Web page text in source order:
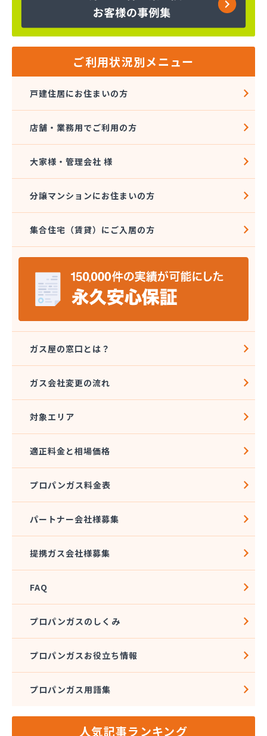
株式会社ザ・トーカイ 川越支店
株式会社ザ・トーカイ 川口支店
株式会社サイサン 浦和営業所
株式会社サイサン 東松山営業所
株式会社サイサン 日高営業所
株式会社サイタマ高橋住設店
株式会社サントーコー 上福岡営業所
株式会社シミズ
株式会社シライシ ホームエネルギー事業本部
株式会社シライシ 埼玉西支店
株式会社シライシ 埼玉東部営業所
株式会社シライシ 埼玉北事業所
株式会社シンエイ
株式会社タカサカ
株式会社タガヤ
株式会社トーエル 川越営業所
株式会社トーエル 南埼玉営業所
株式会社ナカノヤ
株式会社フクダ
株式会社マルキ
株式会社ミツウロコヴェッセル 白岡店
株式会社ミツウロコヴェッセル 武蔵店
株式会社みやた商店
株式会社ライフプラス
株式会社レインボー 西埼玉営業所
株式会社磯野商事
株式会社遠藤商店
株式会社外塚商店
株式会社丸喜
株式会社丸芝高圧瓦斯
株式会社熊木節三商店
株式会社栗田商店
株式会社斎徳商店
株式会社山田商会
株式会社春山重吉商店
ご利用状況別メニュー
戸建住居にお住まいの方
店舗・業務用でご利用の方
大家様・管理会社 様
分譲マンションにお住まいの方
集合住宅（賃貸）にご入居の方
ガス屋の窓口とは？
ガス会社変更の流れ
対象エリア
適正料金と相場価格
プロパンガス料金表
パートナー会社様募集
提携ガス会社様募集
FAQ
プロパンガスのしくみ
プロパンガスお役立ち情報
プロパンガス用語集
人気記事ランキング